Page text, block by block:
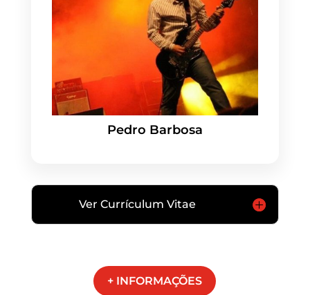
Pedro Barbosa
Ver Currículum Vitae
+ INFORMAÇÕES